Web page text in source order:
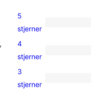
1
5-
stjernet
5
stjerner
0
4-
stjernet
4
stjerner
0
3
stjerner